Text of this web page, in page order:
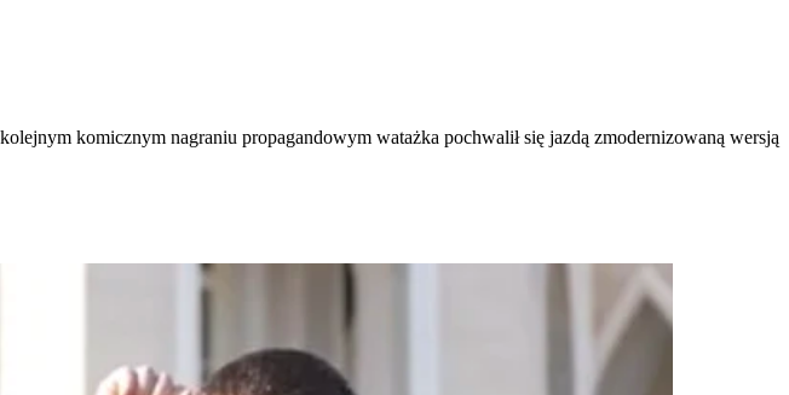
komicznym nagraniu propagandowym watażka pochwalił się jazdą zmodernizowaną wersją